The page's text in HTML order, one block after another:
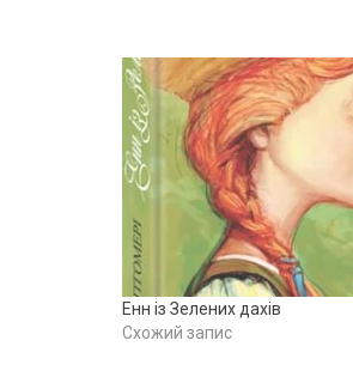
Енн із Зелених дахів
Схожий запис